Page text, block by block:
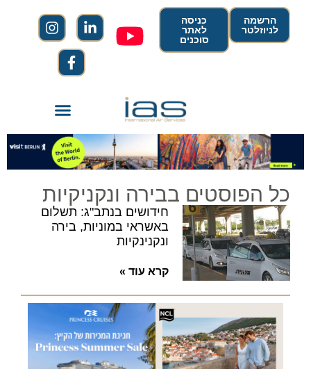
הרשמה
לניוזלטר
כניסה
לאתר
סוכנים
כל הפוסטים בבירה ונקניקיות
חידושים בנתב"ג: תשלום
באשראי במוניות, בירה
ונקנינקיות
קרא עוד »